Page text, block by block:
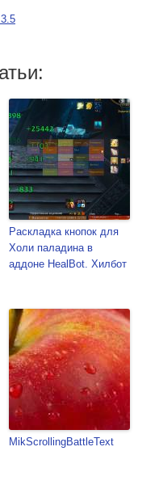
Раскладка кнопок для
Холи паладина в
аддоне HealBot. Хилбот
MikScrollingBattleText